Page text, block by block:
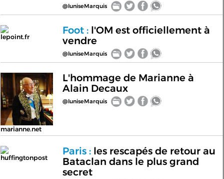
@luniseMarquis
lepoint.fr
Foot :l'OM est officiellement à
vendre
@luniseMarquis
marianne.net
L'hommage de Marianne à
Alain Decaux
@luniseMarquis
huffingtonpost
Paris :les rescapés de retour au
Bataclan dans le plus grand
secret